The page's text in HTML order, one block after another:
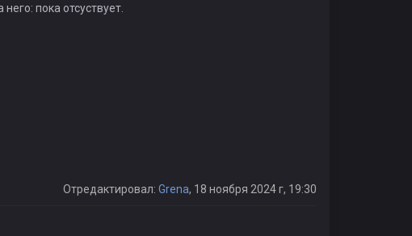
пока отсуствует.
Отредактировал: Grena, 18 ноября 2024 г, 19:30